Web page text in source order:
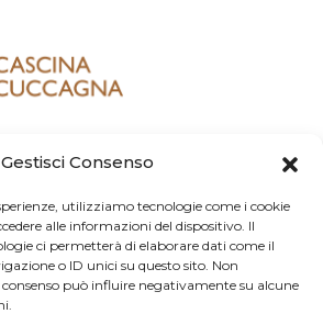
Gestisci Consenso
utilizziamo tecnologie come i cookie
alle informazioni del dispositivo. Il
ci permetterà di elaborare dati come il
o ID unici su questo sito. Non
può influire negativamente su alcune
Milano - tel. 02.83421007
-REA MI-2522352 -RUNTS25837
info@cuccagna.org